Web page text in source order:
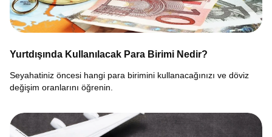
Yurtdışında Kullanılacak Para Birimi Nedir?
Seyahatiniz öncesi hangi para birimini kullanacağınızı ve döviz
değişim oranlarını öğrenin.